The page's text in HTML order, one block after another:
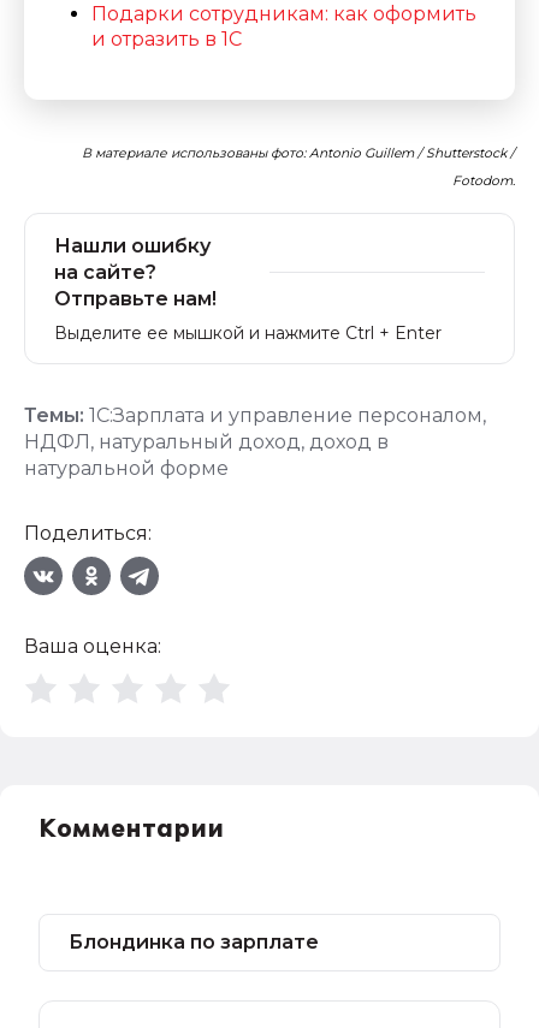
Подарки сотрудникам: как оформить
и отразить в 1С
В материале использованы фото: Antonio Guillem / Shutterstock /
Fotodom.
Нашли ошибку
на сайте?
Отправьте нам!
Выделите ее мышкой и нажмите Ctrl + Enter
Темы: 1С:Зарплата и управление персоналом,
НДФЛ, натуральный доход , доход в
натуральной форме
Поделиться:
Ваша оценка:
Комментарии